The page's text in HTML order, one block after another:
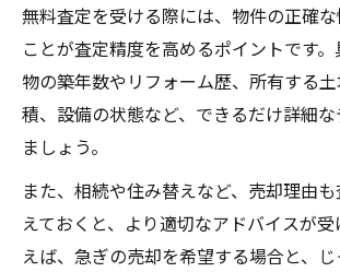
無料査定を受ける際には、物件の正確
ことが査定精度を高めるポイントです
物の築年数やリフォーム歴、所有する
積、設備の状態など、できるだけ詳細
ましょう。
また、相続や住み替えなど、売却理由
えておくと、より適切なアドバイスが
えば、急ぎの売却を希望する場合と、